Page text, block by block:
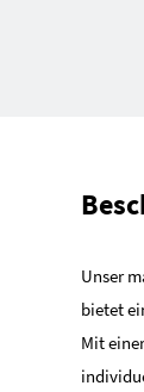
Unser
bietet
Mit